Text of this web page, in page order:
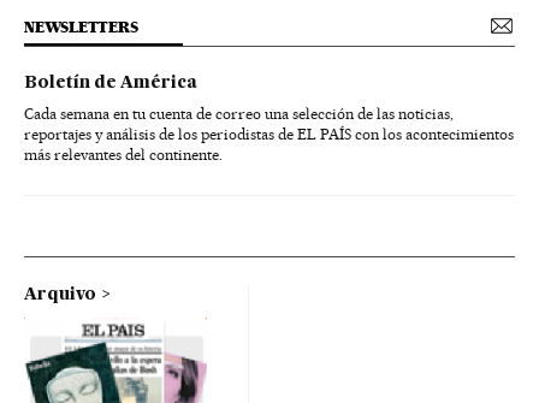
NEWSLETTERS
Boletín de América
Cada semana en tu cuenta de correo una selección de las noticias,
reportajes y análisis de los periodistas de EL PAÍS con los acontecimientos
más relevantes del continente.
Arquivo